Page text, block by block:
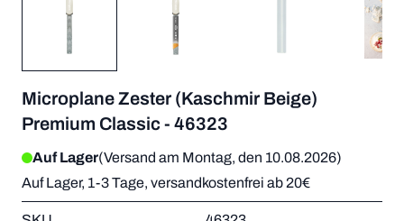
Microplane Zester (Kaschmir Beige)
Premium Classic - 46323
Auf Lager(Versand am Montag, den 10.08.2026)
Auf Lager, 1-3 Tage, versandkostenfrei ab 20€